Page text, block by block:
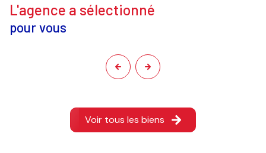
l'agence a sélectionné
pour vous
Voir tous les biens